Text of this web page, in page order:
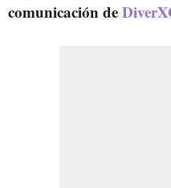
comunicación de